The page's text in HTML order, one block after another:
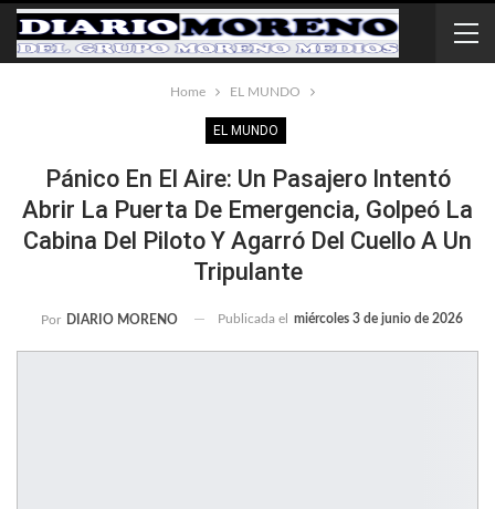
Home EL MUNDO
EL MUNDO
Pánico En El Aire: Un Pasajero Intentó
Abrir La Puerta De Emergencia, Golpeó La
Cabina Del Piloto Y Agarró Del Cuello A Un
Tripulante
Por DIARIO MORENO Publicada el miércoles 3 de junio de 2026